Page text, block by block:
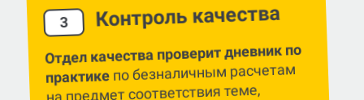
3 Контроль качества
Отдел качества проверит дневник по
практикепо безналичным расчетам
на предмет соответствия теме,